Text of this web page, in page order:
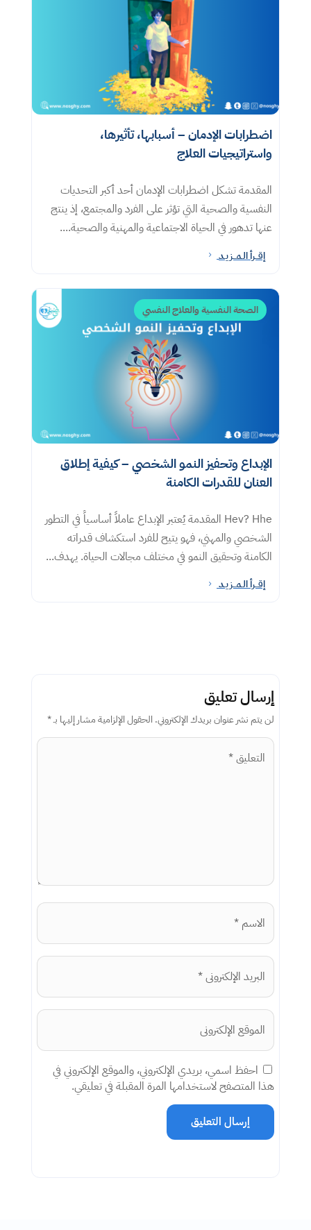
اضطرابات الإدمان – أسبابها، تأثيرها،
واستراتيجيات العلاج
المقدمة تشكل اضطرابات الإدمان أحد أكبر التحديات
النفسية والصحية التي تؤثر على الفرد والمجتمع، إذ ينتج
عنها تدهور في الحياة الاجتماعية والمهنية والصحية....
إقــرأ الـمــزيـد 5
الصحة النفسية والعلاج النفسي
الإبداع وتحفيز النمو الشخصي – كيفية إطلاق
العنان للقدرات الكامنة
Hev? Hhe المقدمة يُعتبر الإبداع عاملاً أساسياً في التطور
الشخصي والمهني، فهو يتيح للفرد استكشاف قدراته
الكامنة وتحقيق النمو في مختلف مجالات الحياة. يهدف...
إقــرأ الـمــزيـد 5
إرسال تعليق
لن يتم نشر عنوان بريدك الإلكتروني. الحقول الإلزامية مشار إليها بـ*
احفظ اسمي، بريدي الإلكتروني، والموقع الإلكتروني في
هذا المتصفح لاستخدامها المرة المقبلة في تعليقي.
إرسال التعليق